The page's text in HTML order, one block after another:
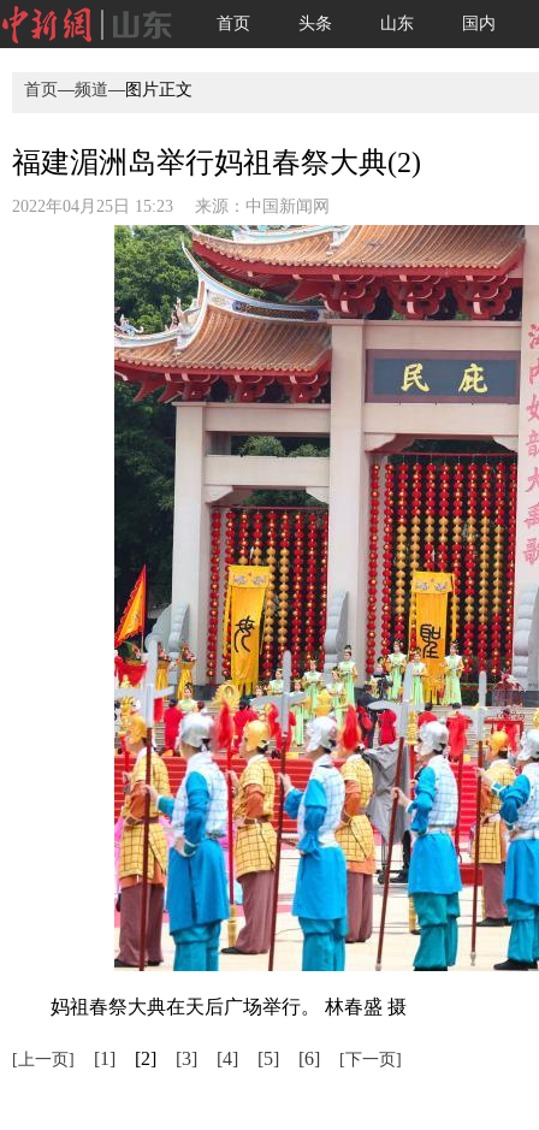
首页 头条 山东 国内
首页—频道—图片正文
福建湄洲岛举行妈祖春祭大典(2)
2022年04月25日 15:23 来源： 中国新闻网
妈祖春祭大典在天后广场举行。 林春盛 摄
[上一页] [1] [2] [3] [4] [5] [6] [下一页]